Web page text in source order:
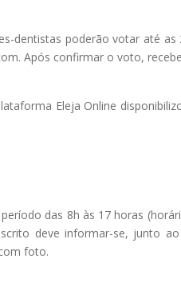
dentistas poderão votar até
Após confirmar o voto,
Eleja Online
das 8h às 17 horas
deve informar-se, junto
foto.